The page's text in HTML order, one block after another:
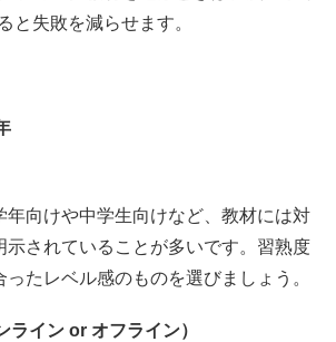
と失敗を減らせます。
年向けや中学生向けなど、教材には対
示されていることが多いです。習熟度
ったレベル感のものを選びましょう。
ライン or オフライン）